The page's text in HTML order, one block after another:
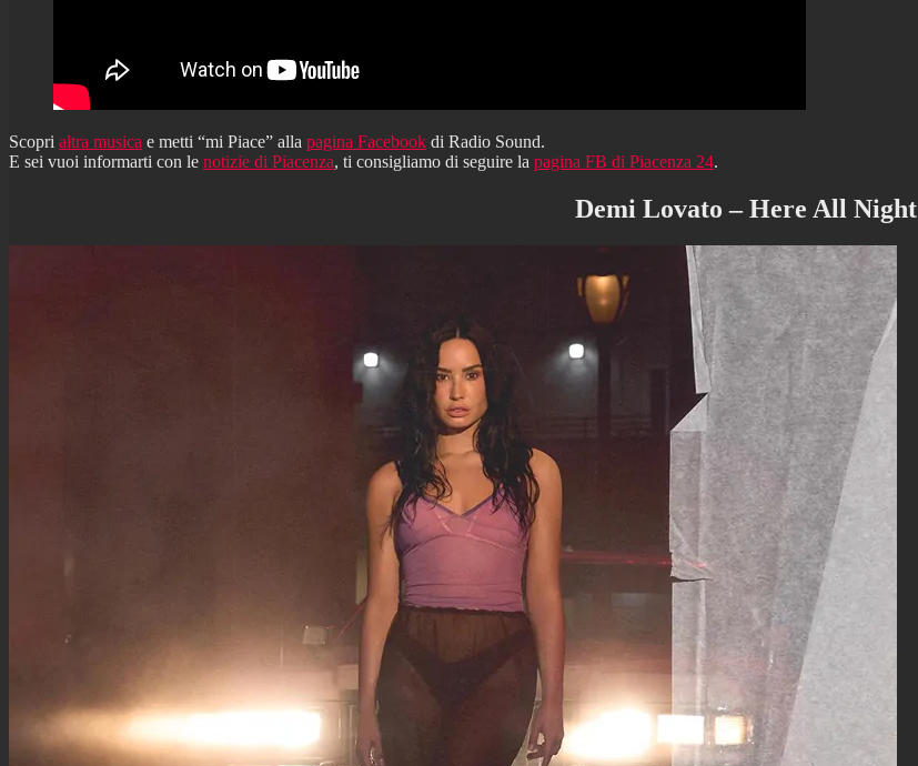
Scopri altra musica e metti “mi Piace” alla pagina Facebook di Radio Sound.
E sei vuoi informarti con le notizie di Piacenza, ti consigliamo di seguire la pagina FB di Piacenza 24.
Demi Lovato – Here All Night